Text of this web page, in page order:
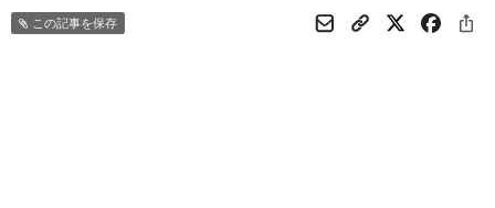
この記事を保存